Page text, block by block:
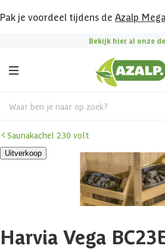
Pak je voordeel tijdens de Azalp
Bekijk hier al onze
Waar ben je naar op zoek?
Saunakachel 230 volt
Uitverkoop
Harvia Vega